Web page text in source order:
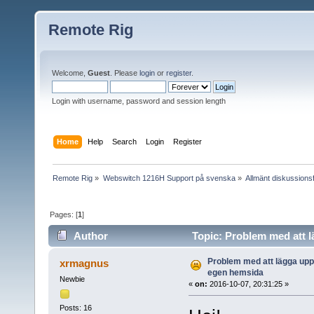
Remote Rig
Welcome, Guest . Please login or register.
Login with username, password and session length
Home Help Search Login Register
Remote Rig » Webswitch 1216H Support på svenska» Allmänt
Pages: [1]
Author Topic: Problem med att
xrmagnus
Newbie
Posts: 16
Problem med att lägga
egen hemsida
« on: 2016-10-07, 20:31:25 »